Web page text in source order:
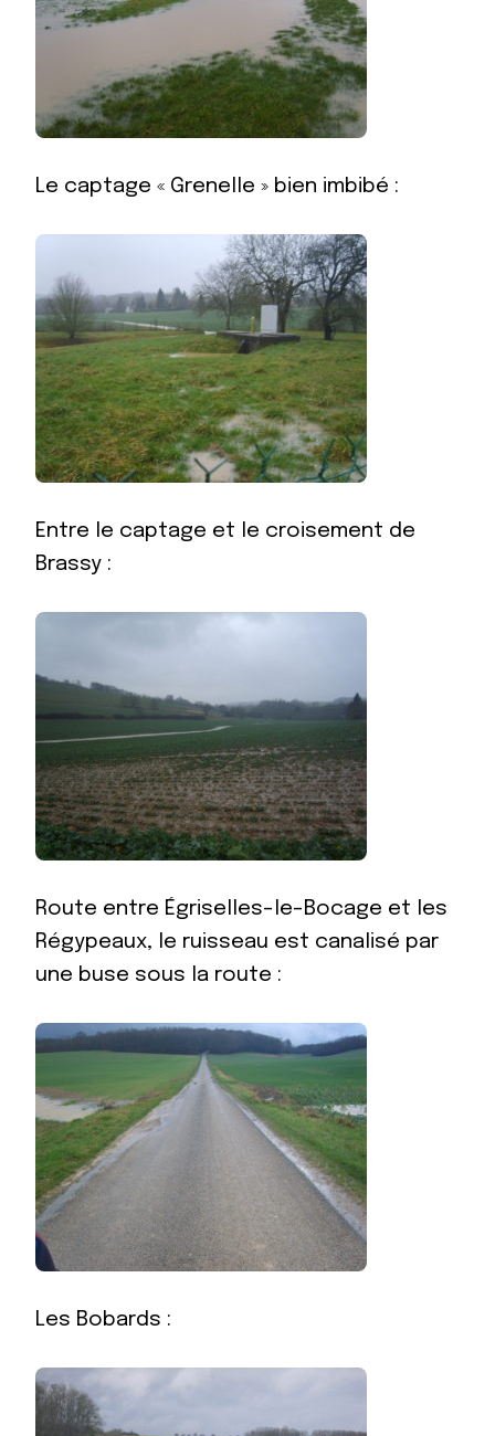
Le captage « Grenelle » bien imbibé :
Entre le captage et le croisement de
Brassy :
Route entre Égriselles-le-Bocage et les
Régypeaux, le ruisseau est canalisé par
une buse sous la route :
Les Bobards :